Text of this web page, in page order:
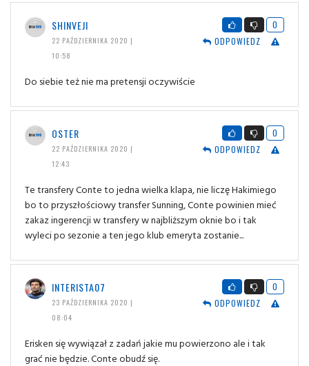
SHINVEJI
22 PAŹDZIERNIKA 2020 |
10:58
0
ODPOWIEDZ
Do siebie też nie ma pretensji oczywiście
OSTER
22 PAŹDZIERNIKA 2020 |
12:43
0
ODPOWIEDZ
Te transfery Conte to jedna wielka klapa, nie liczę Hakimiego
bo to przyszłościowy transfer Sunning, Conte powinien mieć
zakaz ingerencji w transfery w najbliższym oknie bo i tak
wyleci po sezonie a ten jego klub emeryta zostanie...
INTERISTA07
23 PAŹDZIERNIKA 2020 |
08:04
0
ODPOWIEDZ
Erisken się wywiązał z zadań jakie mu powierzono ale i tak
grać nie będzie. Conte obudź się.